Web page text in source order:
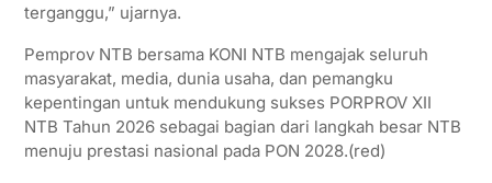
terganggu,” ujarnya.
Pemprov NTB bersama KONI NTB mengajak seluruh
masyarakat, media, dunia usaha, dan pemangku
kepentingan untuk mendukung sukses PORPROV XII
NTB Tahun 2026 sebagai bagian dari langkah besar NTB
menuju prestasi nasional pada PON 2028.(red)